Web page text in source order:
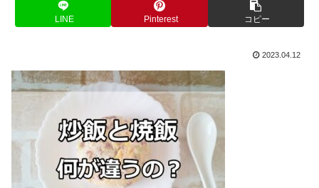
LINE Pinterest コピー
2023.04.12